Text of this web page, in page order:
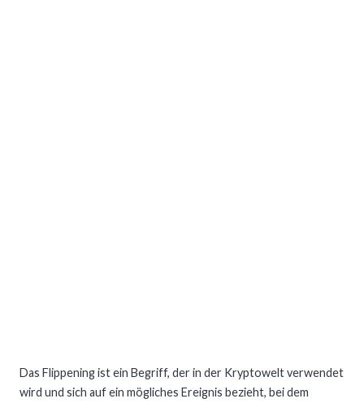
Das Flippening ist ein Begriff, der in der Kryptowelt verwendet
wird und sich auf ein mögliches Ereignis bezieht, bei dem